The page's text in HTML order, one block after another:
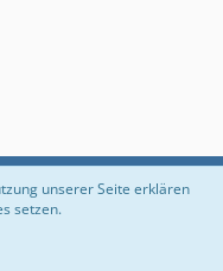
unserer Seite erklären
setzen.